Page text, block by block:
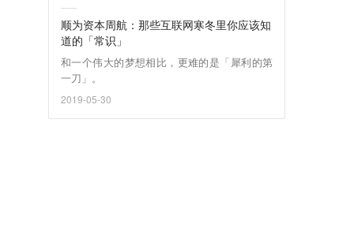
顺为资本周航：那些互联网寒冬里你应该知
道的「常识」
和一个伟大的梦想相比，更难的是「犀利的第
一刀」。
2019-05-30